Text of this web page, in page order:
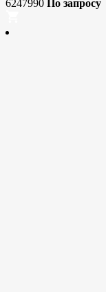
6247990 По запросу